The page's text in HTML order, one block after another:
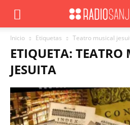
Inicio Etiquetas Teatro musical
ETIQUETA: TEATRO
JESUITA